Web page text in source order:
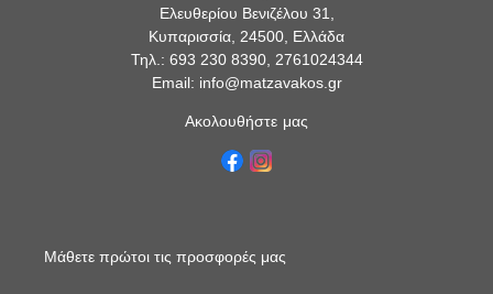
Ελευθερίου Βενιζέλου 31,
Κυπαρισσία, 24500, Ελλάδα
Τηλ.: 693 230 8390, 2761024344
Email: info@matzavakos.gr
Ακολουθήστε μας
Μάθετε πρώτοι τις προσφορές μας